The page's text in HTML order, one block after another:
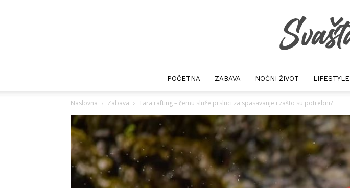
POČETNA ZABAVA NOĆNI ŽIVOT LIFESTYLE
Naslovna Zabava Tara rafting – čemu služe prsluci za spasavanje i zašto su potrebni?